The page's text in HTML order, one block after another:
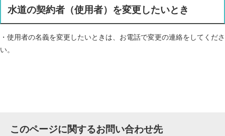
水道の契約者（使用者）を変更したいとき
・使用者の名義を変更したいときは、お電話で変更の連絡をしてくださ
い。
このページに関するお問い合わせ先